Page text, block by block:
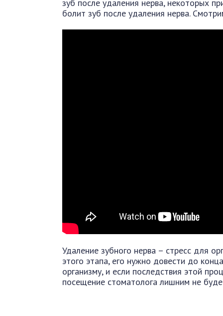
зуб после удаления нерва, некоторых
болит зуб после удаления нерва.
Удаление зубного нерва – стресс для
этого этапа, его нужно довести до
организму, и если последствия этой
посещение стоматолога лишним не